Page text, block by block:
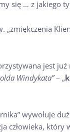
się … z jakiego
jest
Windykata”– „
wywołuje
człowieka,